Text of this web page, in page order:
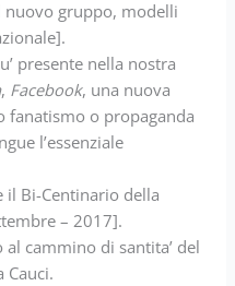
gruppo, modelli
presente nella nostra
, Facebook, una nuova
fanatismo o propaganda
l’essenziale
il Bi-Centinario della
– 2017].
cammino di santita’ del
Cauci.